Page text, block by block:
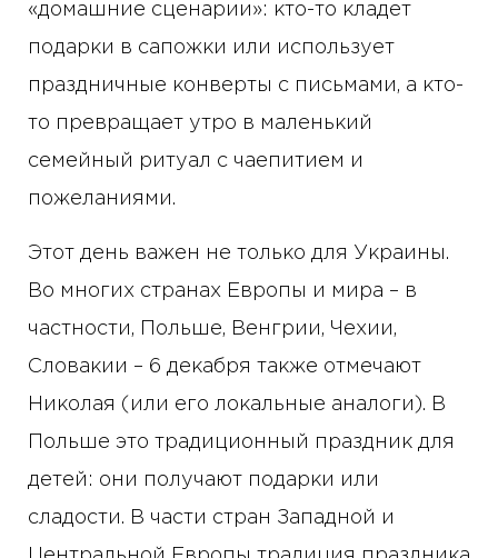
«домашние сценарии»: кто-то кладет
подарки в сапожки или использует
праздничные конверты с письмами, а кто-
то превращает утро в маленький
семейный ритуал с чаепитием и
пожеланиями.
Этот день важен не только для Украины.
Во многих странах Европы и мира – в
частности, Польше, Венгрии, Чехии,
Словакии – 6 декабря также отмечают
Николая (или его локальные аналоги). В
Польше это традиционный праздник для
детей: они получают подарки или
сладости. В части стран Западной и